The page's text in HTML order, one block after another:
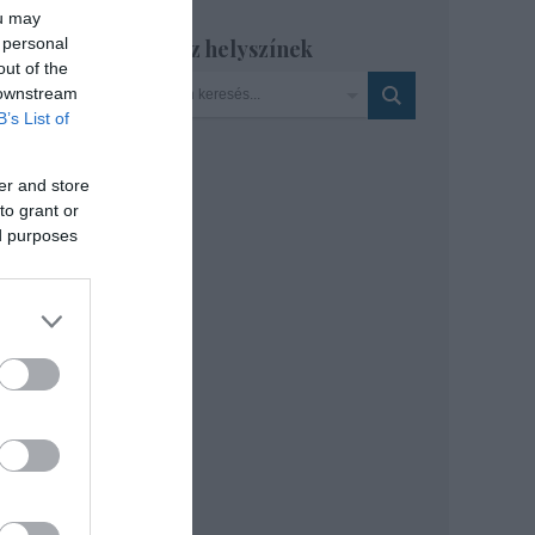
may
of the
List of
and store
grant or
purposes
Szinház helyszínek